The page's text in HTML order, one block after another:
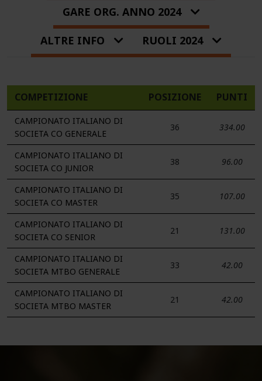
GARE ORG. ANNO 2024
ALTRE INFO
RUOLI 2024
COMPETIZIONE POSIZIONE PUNTI
CAMPIONATO ITALIANO DI
SOCIETA CO GENERALE
36 334.00
CAMPIONATO ITALIANO DI
SOCIETA CO JUNIOR
38 96.00
CAMPIONATO ITALIANO DI
SOCIETA CO MASTER
35 107.00
CAMPIONATO ITALIANO DI
SOCIETA CO SENIOR
21 131.00
CAMPIONATO ITALIANO DI
SOCIETA MTBO GENERALE
33 42.00
CAMPIONATO ITALIANO DI
SOCIETA MTBO MASTER
21 42.00